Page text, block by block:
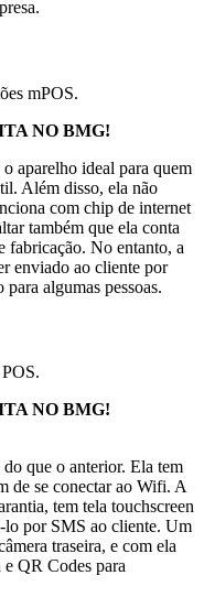
mPOS.
NO BMG!
aparelho ideal para quem
Além disso, ela não
com chip de internet
também que ela conta
fabricação. No entanto, a
enviado ao cliente por
algumas pessoas.
NO BMG!
que o anterior. Ela tem
de se conectar ao Wifi. A
tem tela touchscreen
lo por SMS ao cliente. Um
traseira, e com ela
QR Codes para